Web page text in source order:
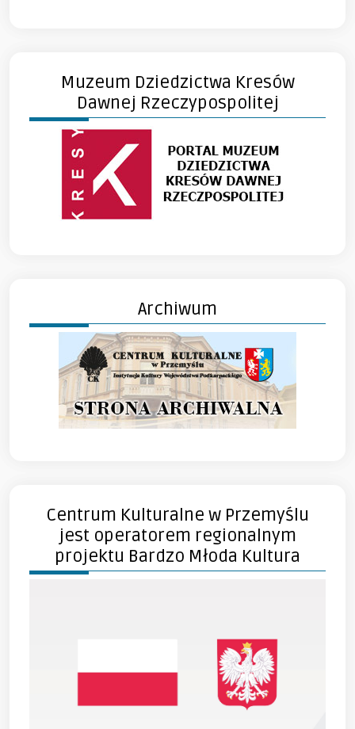
Muzeum Dziedzictwa Kresów
Dawnej Rzeczypospolitej
Archiwum
Centrum Kulturalne w Przemyślu
jest operatorem regionalnym
projektu Bardzo Młoda Kultura